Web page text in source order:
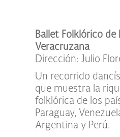
Ballet Folklórico de
Veracruzana
Dirección: Julio
Un recorrido
que muestra la
folklórica de los
Paraguay,
Argentina y Perú.